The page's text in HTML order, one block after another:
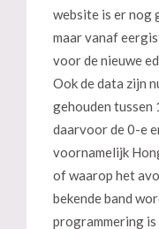
website is er nog
maar vanaf
voor de nieuwe
Ook de data zijn
gehouden tussen
daarvoor de 0-e
voornamelijk
of waarop het
bekende band
programmering